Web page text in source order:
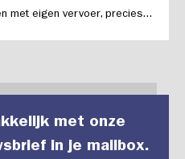
met eigen vervoer, precies...
met onze
in je mailbox.